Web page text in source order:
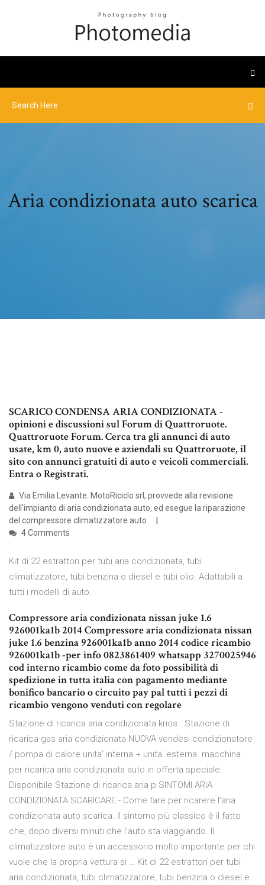
Aria condizionata auto scarica
SCARICO CONDENSA ARIA CONDIZIONATA -
opinioni e discussioni sul Forum di Quattroruote.
Quattroruote Forum. Cerca tra gli annunci di auto
usate, km 0, auto nuove e aziendali su Quattroruote, il
sito con annunci gratuiti di auto e veicoli commerciali.
Entra o Registrati.
Via Emilia Levante. MotoRiciclo srl, provvede alla revisione
dell'impianto di aria condizionata auto, ed esegue la riparazione
del compressore climatizzatore auto
4 Comments
Kit di 22 estrattori per tubi aria condizionata, tubi
climatizzatore, tubi benzina o diesel e tubi olio. Adattabili a
tutti i modelli di auto.
Compressore aria condizionata nissan juke 1.6
926001ka1b 2014 Compressore aria condizionata nissan
juke 1.6 benzina 926001ka1b anno 2014 codice ricambio
926001ka1b -per info 0823861409 whatsapp 3270025946
cod interno ricambio come da foto possibilità di
spedizione in tutta italia con pagamento mediante
bonifico bancario o circuito pay pal tutti i pezzi di
ricambio vengono venduti con regolare
Stazione di ricarica aria condizionata krios . Stazione di
ricarica gas aria condizionata NUOVA vendesi condizionatore
/ pompa di calore unita' interna + unita' esterna. macchina
per ricarica aria condizionata auto in offerta speciale.
Disponibile Stazione di ricarica aria p SINTOMI ARIA
CONDIZIONATA SCARICARE - Come fare per ricarere l'aria
condizionata auto scarica. Il sintomo più classico è il fatto
che, dopo diversi minuti che l'auto sta viaggiando. Il
climatizzatore auto è un accessorio molto importante per chi
vuole che la propria vettura si … Kit di 22 estrattori per tubi
aria condizionata, tubi climatizzatore, tubi benzina o diesel e